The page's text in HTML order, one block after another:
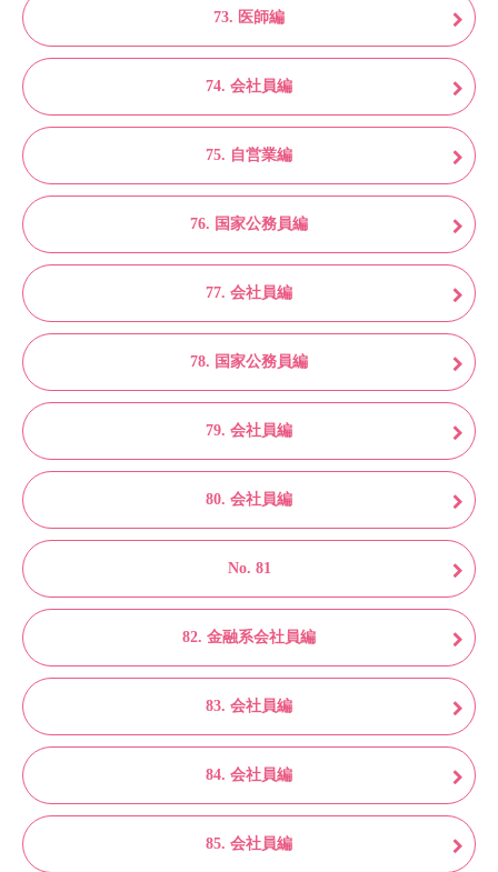
73. 医師編
74. 会社員編
75. 自営業編
76. 国家公務員編
77. 会社員編
78. 国家公務員編
79. 会社員編
80. 会社員編
No. 81
82. 金融系会社員編
83. 会社員編
84. 会社員編
85. 会社員編